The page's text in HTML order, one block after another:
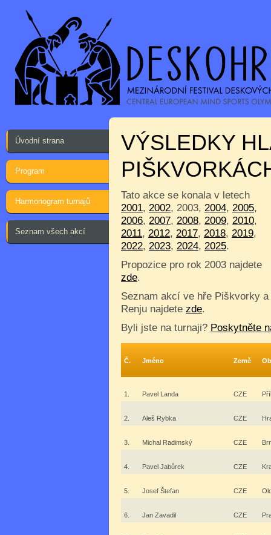
Úvodní strana
Program
Harmonogram turnajů
Seznam všech akcí
VÝSLEDKY
Tato akce se konala v letech
2001, 2002, 2003, 2004, 2005,
2006, 2007, 2008, 2009, 2010,
2011, 2012, 2017, 2018, 2019,
2022, 2023, 2024, 2025.
Propozice pro rok 2003 najdete
zde.
Seznam akcí ve hře Piškvorky a
Renju najdete zde.
Byli jste na turnaji? Poskytněte
Č. Jméno Země
1. Pavel Landa CZE
2. Aleš Rybka CZE
3. Michal Radimský CZE
4. Pavel Jabůrek CZE
5. Josef Štefan CZE
6. Jan Zavadil CZE